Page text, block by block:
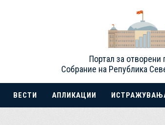
Портал за отворени
Собрание на Република
ВЕСТИ АПЛИКАЦИИ